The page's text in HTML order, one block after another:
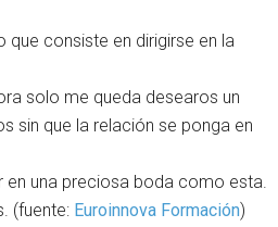
que consiste en dirigirse en la
solo me queda desearos un
sin que la relación se ponga en
en una preciosa boda como esta.
(fuente: Euroinnova Formación)